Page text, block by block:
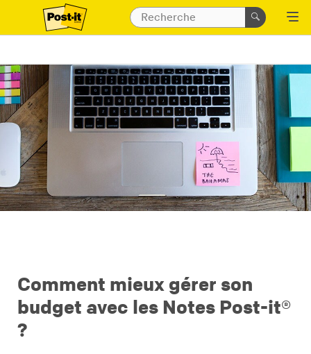
Comment mieux gérer son
budget avec les Notes Post-it®
?